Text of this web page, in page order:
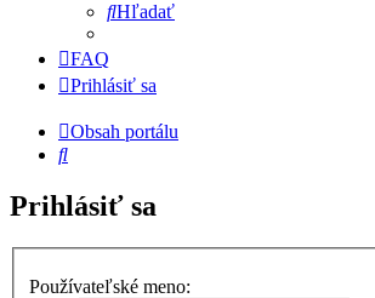
Hľadať
FAQ
Prihlásiť sa
Obsah portálu
Hľadať
Prihlásiť sa
Používateľské meno: